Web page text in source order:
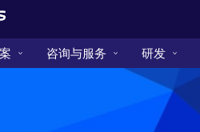
咨询与服务 研发